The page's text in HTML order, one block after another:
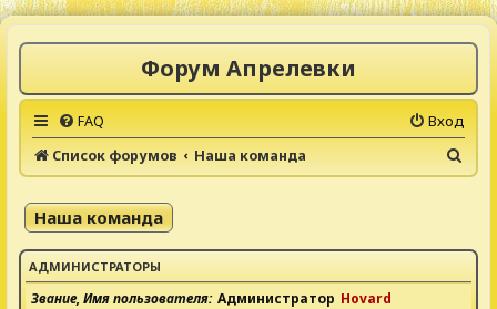
Форум Апрелевки
FAQ
Вход
Список форумов
Наша команда
о
Наша команда
АДМИНИСТРАТОРЫ
Звание, Имя пользователя Администратор Hovard